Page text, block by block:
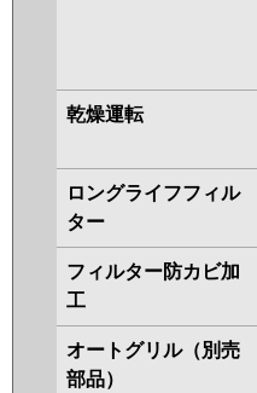
乾燥運転
ロングライフフィル
ター
フィルター防カビ加
工
オートグリル（別売
部品）